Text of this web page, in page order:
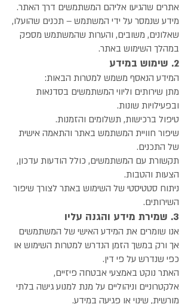
אתרים שהגיעו אליהם המשתמשים דרך האתר.
מידע שנמסר על ידי המשתמש – תכנים שהועלו,
שאלונים, משובים, והערות שהמשתמש מספק
במהלך השימוש באתר.
2. שימוש במידע
המידע הנאסף משמש למטרות הבאות:
מתן שירותים וליווי המשתמשים בסדנאות
ובפעילויות שונות.
טיפול ברכישות, תשלומים והזמנות.
שיפור חוויית המשתמש באתר והתאמה אישית
של התכנים.
תקשורת עם המשתמשים, כולל הודעות עדכון,
הצעות והטבות.
ניתוח סטטיסטי של השימוש באתר לצורך שיפור
השירותים.
3. שמירת מידע והגנה עליו
אנו שומרים את המידע האישי של המשתמשים
אך ורק במשך הזמן הנדרש למטרות השימוש או
כפי שנדרש על פי דין.
האתר נוקט באמצעי אבטחה פיזיים,
אלקטרוניים וניהוליים על מנת למנוע גישה בלתי
מורשית, שינוי או פגיעה במידע.